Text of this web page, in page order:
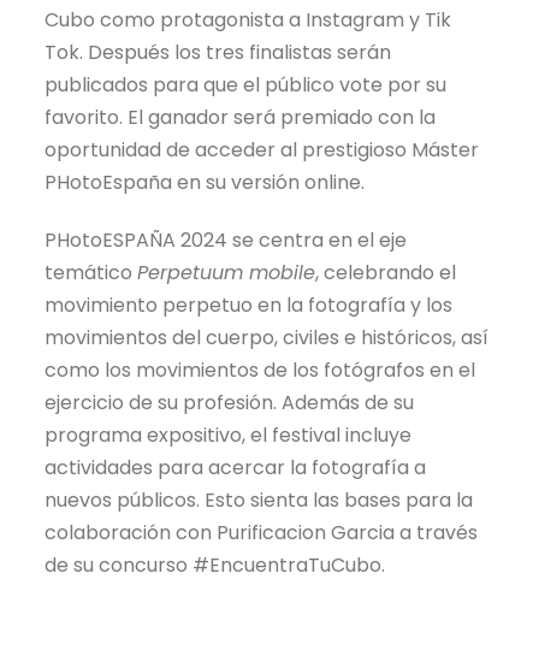
Cubo como protagonista a Instagram y Tik
Tok. Después los tres finalistas serán
publicados para que el público vote por su
favorito. El ganador será premiado con la
oportunidad de acceder al prestigioso Máster
PHotoEspaña en su versión online.
PHotoESPAÑA 2024 se centra en el eje
temáticoPerpetuum mobile, celebrando el
movimiento perpetuo en la fotografía y los
movimientos del cuerpo, civiles e históricos, así
como los movimientos de los fotógrafos en el
ejercicio de su profesión. Además de su
programa expositivo, el festival incluye
actividades para acercar la fotografía a
nuevos públicos. Esto sienta las bases para la
colaboración con Purificacion Garcia a través
de su concurso #EncuentraTuCubo.